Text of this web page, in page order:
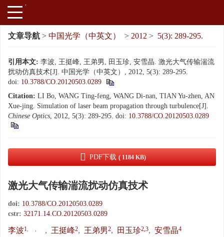
文章导航 > 中国光学（中英文） > 2012 > 5(3): 289-295.
引用本文: 李波, 王挺峰, 王弟男, 田玉珍, 安雪晶. 激光大气传输湍流
扰动仿真技术[J]. 中国光学（中英文）, 2012, 5(3): 289-295.
doi: 10.3788/CO.20120503.0289
Citation: LI Bo, WANG Ting-feng, WANG Di-nan, TIAN Yu-zhen, AN
Xue-jing. Simulation of laser beam propagation through turbulence[J].
Chinese Optics, 2012, 5(3): 289-295. doi: 10.3788/CO.20120503.0289
PDF下载 ( 1184 KB)
激光大气传输湍流扰动仿真技术
doi: 10.3788/CO.20120503.0289
cstr: 32171.14.CO.20120503.0289
李波1, , , 王挺峰2, 王弟男2, 田玉珍2,3, 安雪晶4